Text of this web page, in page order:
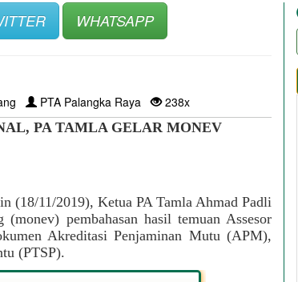
WHATSAPP
PTA Palangka Raya
238x
PA TAMLA GELAR MONEV
11/2019), Ketua PA Tamla Ahmad Padli
pembahasan hasil temuan Assesor
Akreditasi Penjaminan Mutu (APM),
(PTSP).